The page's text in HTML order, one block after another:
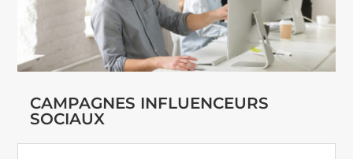
CAMPAGNES INFLUENCEURS
SOCIAUX